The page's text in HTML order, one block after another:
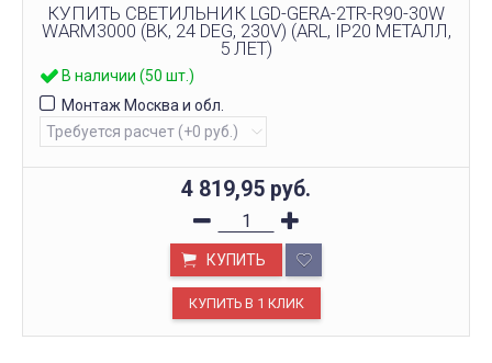
КУПИТЬ СВЕТИЛЬНИК LGD-GERA-2TR-R90-30W
WARM3000 (BK, 24 DEG, 230V) (ARL, IP20 МЕТАЛЛ,
5 ЛЕТ)
В наличии (50 шт.)
Монтаж Москва и обл.
4 819,95 руб.
КУПИТЬ